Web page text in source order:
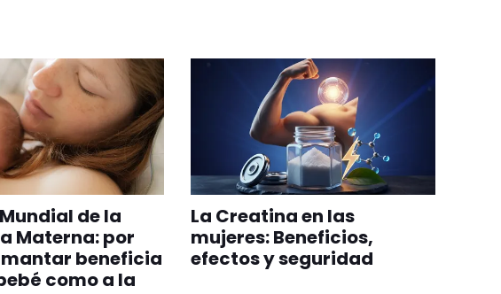
de la
Materna: por
beneficia
como a la
La Creatina en las
mujeres: Beneficios,
efectos y seguridad